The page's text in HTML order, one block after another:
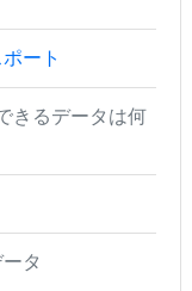
ート
きるデータは何
タ